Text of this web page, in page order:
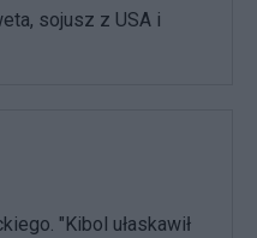
sojusz z USA i
"Kibol ułaskawił